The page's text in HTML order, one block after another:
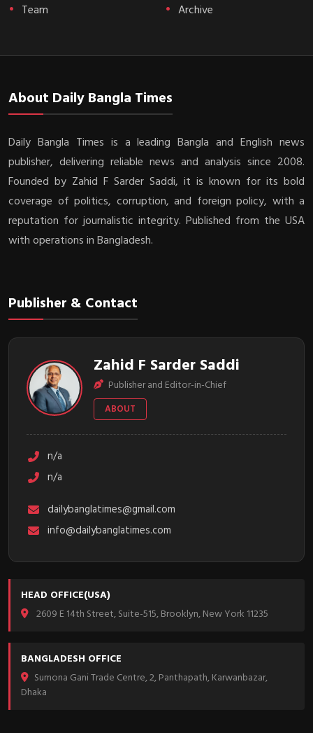
Team
Archive
About Daily Bangla Times
Daily Bangla Times is a leading Bangla and English news
publisher, delivering reliable news and analysis since 2008.
Founded by Zahid F Sarder Saddi, it is known for its bold
coverage of politics, corruption, and foreign policy, with a
reputation for journalistic integrity. Published from the USA
with operations in Bangladesh.
Publisher & Contact
Zahid F Sarder Saddi
Publisher and Editor-in-Chief
ABOUT
n/a
n/a
dailybanglatimes@gmail.com
info@dailybanglatimes.com
HEAD OFFICE(USA)
2609 E 14th Street, Suite-515, Brooklyn, New York 11235
BANGLADESH OFFICE
Sumona Gani Trade Centre, 2, Panthapath, Karwanbazar,
Dhaka